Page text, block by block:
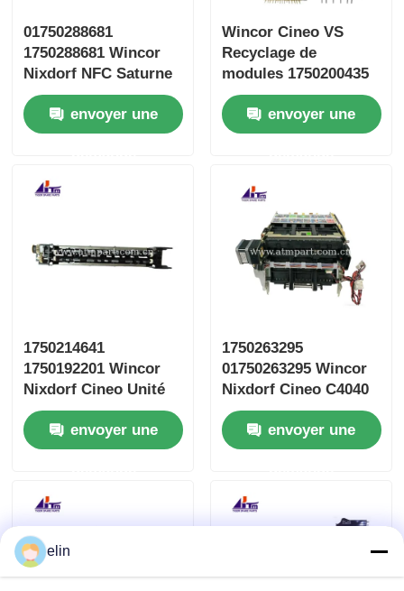
01750288681
1750288681 Wincor
Nixdorf NFC Saturne
8700 PM sans contact
envoyer une
Wincor Cineo VS
Recyclage de
modules 1750200435
01750200435 pièces
de pièces ATM
envoyer une
1750214641
1750192201 Wincor
Nixdorf Cineo Unité
de transfert sécurisé
CRS ATSenvoyer une
1750263295
01750263295 Wincor
Nixdorf Cineo C4040
TUC RM3 pièces
détachées de
distributeurs
envoyer une
elin